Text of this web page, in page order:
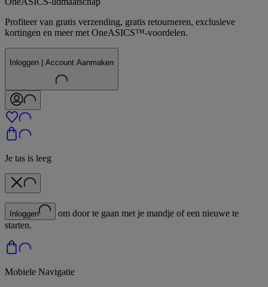
Profiteer van gratis verzending, gratis retourneren, exclusieve
kortingen en meer met OneASICS™-voordelen.
Inloggen | Account Aanmaken
Je tas is leeg
Inloggen
om door te gaan met je mandje of een nieuwe te
starten.
Mobiele Navigatie